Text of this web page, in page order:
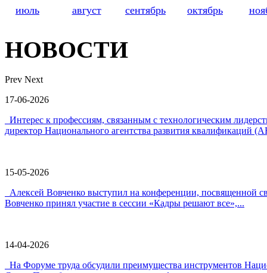
июль
август сентябрь октябрь
НОВОСТИ
Prev Next
17-06-2026
Интерес к профессиям, связанным с технологическим
директор Национального агентства развития квалификаций
15-05-2026
Алексей Вовченко выступил на конференции,
Вовченко принял участие в сессии «Кадры решают все»,...
14-04-2026
На Форуме труда обсудили преимущества инструментов